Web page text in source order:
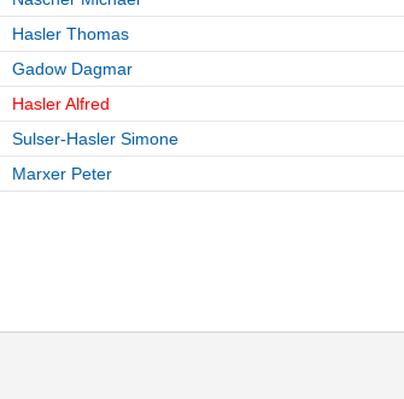
Hasler Thomas
Gadow Dagmar
Hasler Alfred
Sulser-Hasler Simone
Marxer Peter